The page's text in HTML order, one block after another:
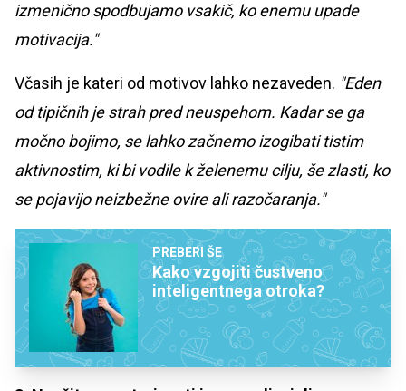
izmenično spodbujamo vsakič, ko enemu upade
motivacija."
Včasih je kateri od motivov lahko nezaveden. "Eden
od tipičnih je strah pred neuspehom. Kadar se ga
močno bojimo, se lahko začnemo izogibati tistim
aktivnostim, ki bi vodile k želenemu cilju, še zlasti, ko
se pojavijo neizbežne ovire ali razočaranja."
PREBERI ŠE
Kako vzgojiti čustveno
inteligentnega otroka?